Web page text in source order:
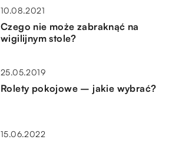
10.08.2021
Czego nie może zabraknąć na
wigilijnym stole?
25.05.2019
Rolety pokojowe – jakie wybrać?
15.06.2022